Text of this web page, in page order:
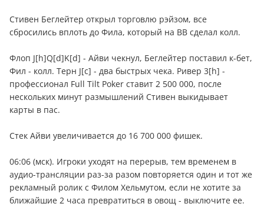
Стивен Беглейтер открыл торговлю рэйзом, все
сбросились вплоть до Фила, который на ВВ сделал колл.
Флоп J[h]Q[d]K[d] - Айви чекнул, Беглейтер поставил к-бет,
Фил - колл. Терн J[c] - два быстрых чека. Ривер 3[h] -
профессионал Full Tilt Poker ставит 2 500 000, после
нескольких минут размышлений Стивен выкидывает
карты в пас.
Cтек Айви увеличивается до 16 700 000 фишек.
06:06 (мск). Игроки уходят на перерыв, тем временем в
аудио-трансляции раз-за разом повторяется один и тот же
рекламный ролик с Филом Хельмутом, если не хотите за
ближайшие 2 часа превратиться в овощ - выключите ее.